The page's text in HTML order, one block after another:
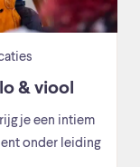
& viool
je een intiem
onder leiding